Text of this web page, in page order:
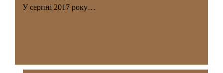
У серпні 2017 року…